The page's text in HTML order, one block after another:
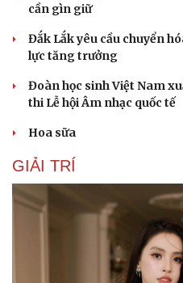
cần gìn giữ
Đắk Lắk yêu cầu chuyển
lực tăng trưởng
Đoàn học sinh Việt Nam
thi Lễ hội Âm nhạc quốc tế
Hoa sữa
GIẢI TRÍ